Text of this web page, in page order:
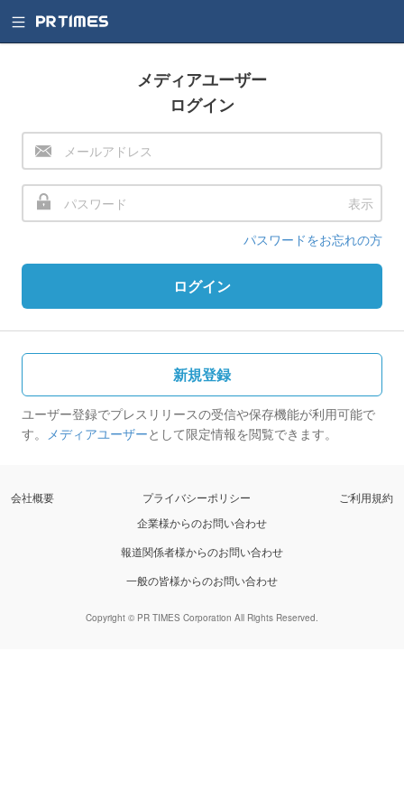
メディアユーザー
ログイン
表示
パスワードをお忘れの方
ログイン
新規登録
ユーザー登録でプレスリリースの受信や保存機能が利用可能で
す。 メディアユーザーとして限定情報を閲覧できます。
会社概要 プライバシーポリシー
ご利用規約
企業様からのお問い合わせ
報道関係者様からのお問い合わせ
一般の皆様からのお問い合わせ
Copyright © PR TIMES Corporation All Rights Reserved.